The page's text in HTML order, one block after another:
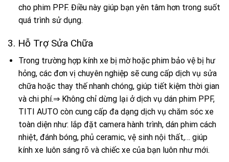
cho phim PPF. Điều này giúp bạn yên tâm hơn trong suốt
quá trình sử dụng.
3. Hỗ Trợ Sửa Chữa
Trong trường hợp kính xe bị mờ hoặc phim bảo vệ bị hư
hỏng, các đơn vị chuyên nghiệp sẽ cung cấp dịch vụ sửa
chữa hoặc thay thế nhanh chóng, giúp tiết kiệm thời gian
và chi phí.⇒ Không chỉ dừng lại ở dịch vụ dán phim PPF,
TITI AUTO còn cung cấp đa dạng dịch vụ chăm sóc xe
toàn diện như: lắp đặt camera hành trình, dán phim cách
nhiệt, đánh bóng, phủ ceramic, vệ sinh nội thất,… giúp
kính xe luôn sáng rõ và chiếc xe của bạn luôn như mới.